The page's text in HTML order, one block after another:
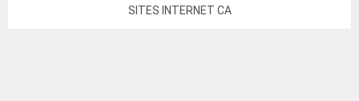
SITES INTERNET CA